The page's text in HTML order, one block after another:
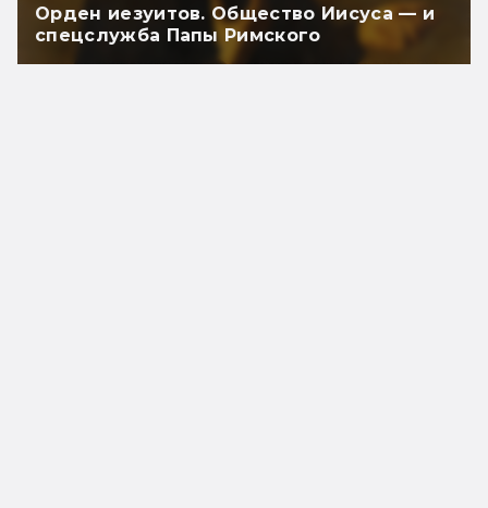
Орден иезуитов. Общество Иисуса — и
спецслужба Папы Римского